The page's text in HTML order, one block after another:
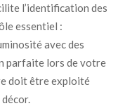
l’identification des
essentiel :
avec des
parfaite lors de votre
doit être exploité